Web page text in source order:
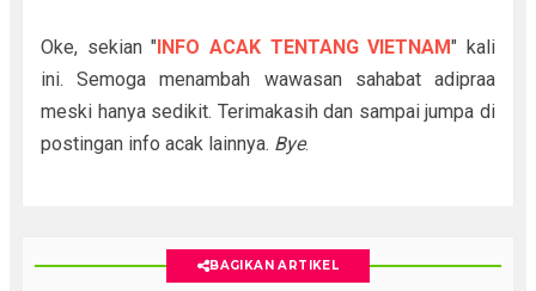
Oke, sekian "INFO ACAK TENTANG VIETNAM" kali
ini. Semoga menambah wawasan sahabat adipraa
meski hanya sedikit. Terimakasih dan sampai jumpa di
postingan info acak lainnya. Bye.
BAGIKAN ARTIKEL